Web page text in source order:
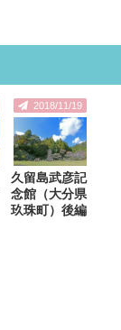
2018/11/19
久留島武彦記
念館（大分県
玖珠町）後編